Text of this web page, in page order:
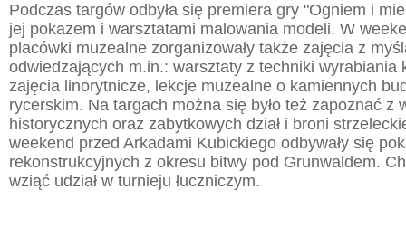
Podczas targów odbyła się premiera gry "Ogniem i
jej pokazem i warsztatami malowania modeli. W
placówki muzealne zorganizowały także zajęcia z
odwiedzających m.in.: warsztaty z techniki wyrabiania
zajęcia linorytnicze, lekcje muzealne o kamiennych
rycerskim. Na targach można się było też zapoznać z
historycznych oraz zabytkowych dział i broni
weekend przed Arkadami Kubickiego odbywały się
rekonstrukcyjnych z okresu bitwy pod Grunwaldem.
wziąć udział w turnieju łuczniczym.